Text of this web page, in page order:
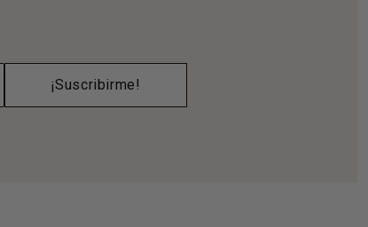
¡Suscribirme!